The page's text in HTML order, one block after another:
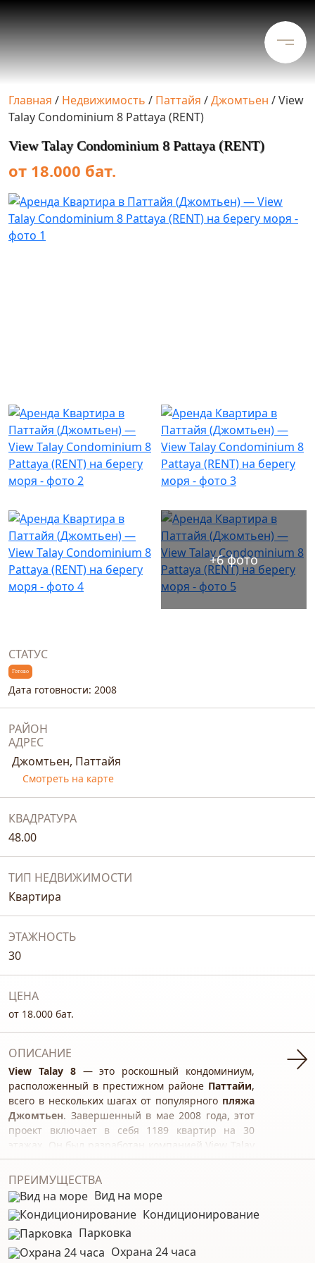
Главная / Недвижимость / Паттайя /Джомтьен /View
Talay Condominium 8 Pattaya (RENT)
View Talay Condominium 8 Pattaya (RENT)
от 18.000 бат.
+6 фото
СТАТУС
Готово
Дата готовности: 2008
РАЙОН
АДРЕС
Джомтьен, Паттайя
Смотреть на карте
КВАДРАТУРА
48.00
ТИП НЕДВИЖИМОСТИ
Квартира
ЭТАЖНОСТЬ
30
ЦЕНА
от 18.000 бат.
ОПИСАНИЕ
View Talay 8— это роскошный кондоминиум,
расположенный в престижном районе Паттайи,
всего в нескольких шагах от популярного пляжа
Джомтьен. Завершенный в мае 2008 года, этот
проект включает в себя 1189 квартир на 30
этажах. Он был разработан компанией View Talay
Pattaya Beach Condominium, также стоящей за
такими проектами, как View Talay 7, View Talay 5 и
View Talay 3.
Особенности расположения:
идеально расположен для тех, кто ценит
близость к морю, так как пляж Джомтьен
находится буквально в нескольких шагах от
ПРЕИМУЩЕСТВА
Вид на море
Кондиционирование
Парковка
Охрана 24 часа